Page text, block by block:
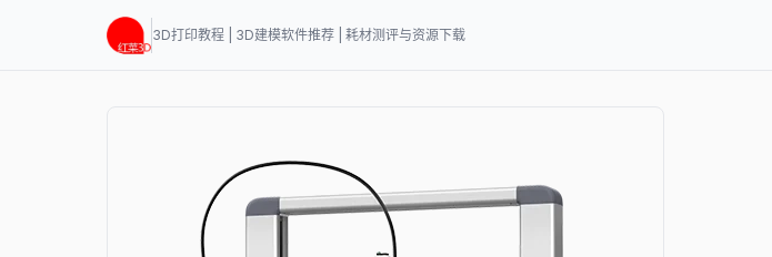
3D打印教程 | 3D建模软件推荐 | 耗材测评与资源下载